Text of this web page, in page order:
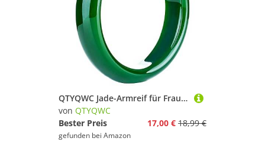
QTYQWC Jade-Armreif für Frauen, echte natürliche grüne Glücksgeschenke mit Schmuckschatulle (Farbe: rund 8 mm, Größe: 51–52 mm)
von QTYQWC
Bester Preis
17,00 € 18,99 €
gefunden bei Amazon